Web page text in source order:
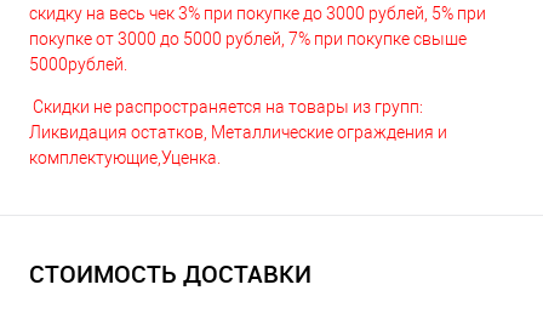
скидку на весь чек 3% при покупке до 3000 рублей, 5% при
покупке от 3000 до 5000 рублей, 7% при покупке свыше
5000рублей.
Скидки не распространяется на товары из групп:
Ликвидация остатков, Металлические ограждения и
комплектующие,Уценка.
СТОИМОСТЬ ДОСТАВКИ